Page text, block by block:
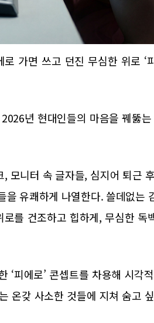
로 가면 쓰고 던진 무심한 위로 ‘
년 현대인들의 마음을 꿰뚫는
모니터 속 글자들, 심지어 퇴근
유쾌하게 나열한다. 쓸데없는
를 건조하고 힙하게, 무심한 독
‘피에로’ 콘셉트를 차용해 시각
온갖 사소한 것들에 지쳐 숨고